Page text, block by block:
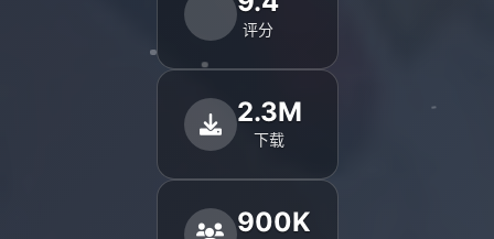
评分
2.3M
下载
900K